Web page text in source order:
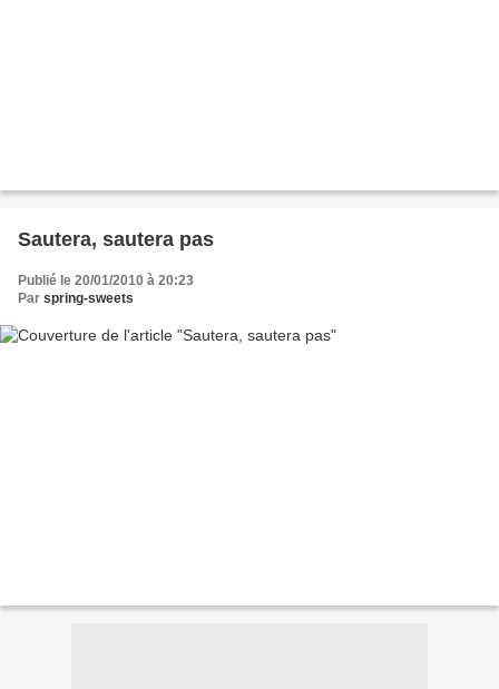
Sautera, sautera pas
Publié le 20/01/2010 à 20:23
Par spring-sweets